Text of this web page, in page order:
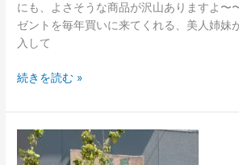
にも、よさそうな商品が沢山ありますよ〜
ゼントを毎年買いに来てくれる、美人姉妹
入して
続きを読む »
残
布